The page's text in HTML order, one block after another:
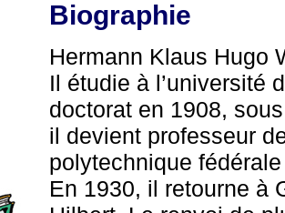
Biographie
Hermann Klaus Hugo
Il étudie à l’université
doctorat en 1908,
il devient professeur
polytechnique
En 1930, il retourne à